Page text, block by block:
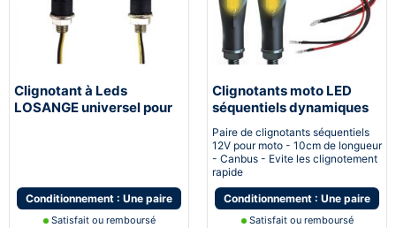
Clignotant à Leds
LOSANGE universel pour
Conditionnement : Une paire
Satisfait ou remboursé
Clignotants moto LED
séquentiels dynamiques
canbus Next-Tech®
Paire de clignotants séquentiels
12V pour moto - 10cm de longueur
- Canbus - Evite les clignotement
rapide
Conditionnement : Une paire
Satisfait ou remboursé